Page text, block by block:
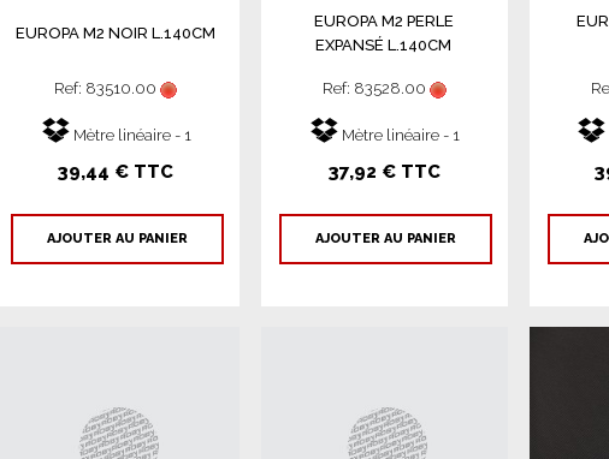
EUROPA M2 NOIR L.140CM
Ref: 83510.00
Mètre linéaire - 1
39,44 € TTC
AJOUTER AU PANIER
EUROPA M2 PERLE
EXPANSÉ L.140CM
Ref: 83528.00
Mètre linéaire - 1
37,92 € TTC
AJOUTER AU PANIER